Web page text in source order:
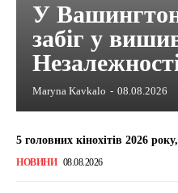
У
забіг у
Maryna Kavkalo - 08.08.2026
5 головних кінохітів 2026
НОВИНИ 08.08.2026